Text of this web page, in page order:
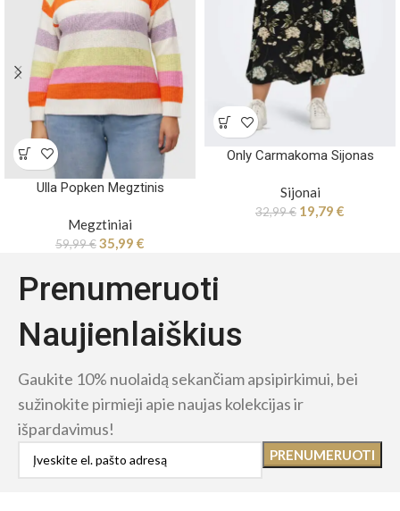
Ulla Popken Megztinis
Megztiniai
59,99€35,99 €
Only Carmakoma Sijonas
Sijonai
32,99€ 19,79 €
Prenumeruoti
Naujienlaiškius
Gaukite 10% nuolaidą sekančiam apsipirkimui, bei
sužinokite pirmieji apie naujas kolekcijas ir
išpardavimus!